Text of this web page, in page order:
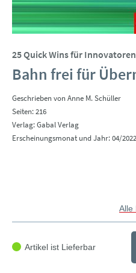
25 Quick Wins für
Bahn frei für
Geschrieben von Anne M. Schüller
Seiten: 216
Verlag: Gabal Verlag
Erscheinungsmonat und Jahr: 04/2022
Alle
Artikel ist Lieferbar